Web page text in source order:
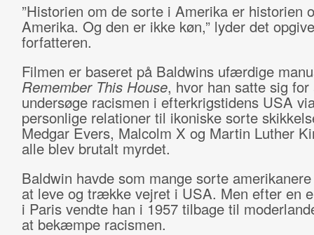
”Historien om de sorte i Amerika er historien
Amerika. Og den er ikke køn,” lyder det
forfatteren.
Filmen er baseret på Baldwins ufærdige
Remember This House, hvor han satte sig for
undersøge racismen i efterkrigstidens USA
personlige relationer til ikoniske sorte
Medgar Evers, Malcolm X og Martin Luther
alle blev brutalt myrdet.
Baldwin havde som mange sorte
at leve og trække vejret i USA. Men efter en
i Paris vendte han i 1957 tilbage til
at bekæmpe racismen.